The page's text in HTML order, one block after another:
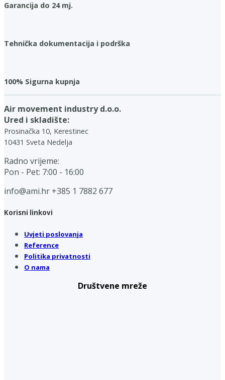
Garancija do 24 mj.
Tehnička dokumentacija i podrška
100% Sigurna kupnja
Air movement industry d.o.o.
Ured i skladište:
Prosinačka 10, Kerestinec
10431 Sveta Nedelja
Radno vrijeme:
Pon - Pet: 7:00 - 16:00
info@ami.hr +385 1 7882 677
Korisni linkovi
Uvjeti poslovanja
Reference
Politika privatnosti
O nama
Društvene mreže